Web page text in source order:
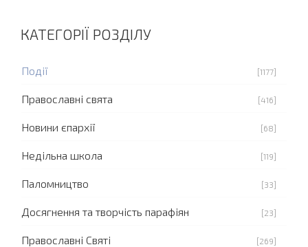
КАТЕГОРІЇ РОЗДІЛУ
Події [1177]
Православні свята [416]
Новини єпархії [68]
Недільна школа [119]
Паломництво [33]
Досягнення та творчість парафіян [23]
Православні Святі [269]